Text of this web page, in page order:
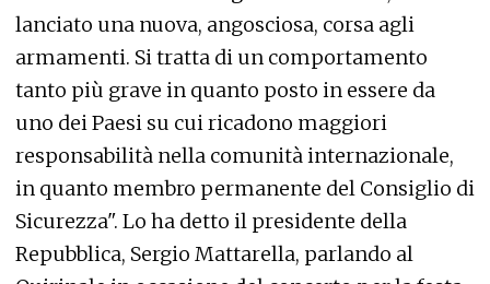
lanciato una nuova, angosciosa, corsa agli
armamenti. Si tratta di un comportamento
tanto più grave in quanto posto in essere da
uno dei Paesi su cui ricadono maggiori
responsabilità nella comunità internazionale,
in quanto membro permanente del Consiglio di
Sicurezza". Lo ha detto il presidente della
Repubblica, Sergio Mattarella, parlando al